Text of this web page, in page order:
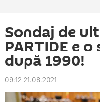
Sondaj de
PARTIDE e
după 1990!
09:12 21.08.2021